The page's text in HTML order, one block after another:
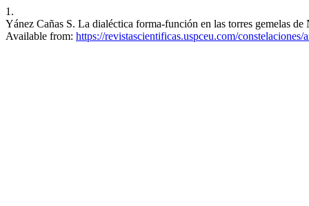
1.
Yánez Cañas S. La dialéctica forma-función en las torres gemelas
Available from: https://revistascientificas.uspceu.com/